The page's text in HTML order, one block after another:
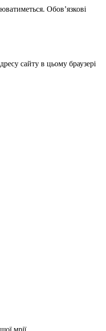
Обов’язкові
сайту в цьому браузері